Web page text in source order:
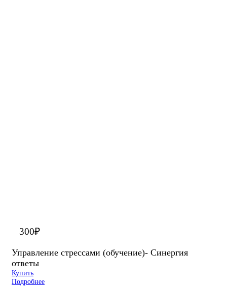
300₽
Управление стрессами (обучение)- Синергия
ответы
Купить
Подробнее